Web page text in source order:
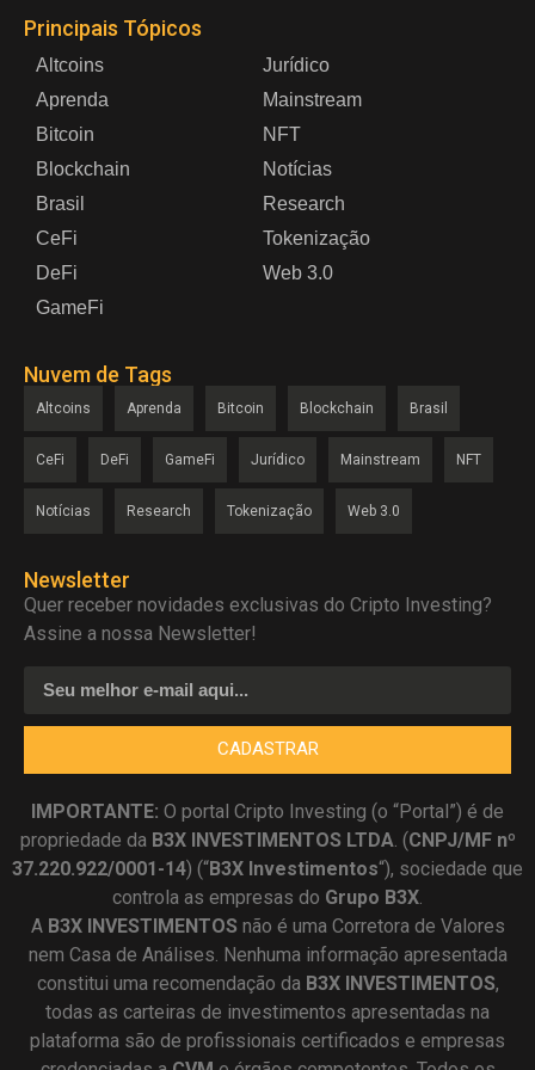
Principais Tópicos
Altcoins
Aprenda
Bitcoin
Blockchain
Brasil
CeFi
DeFi
GameFi
Jurídico
Mainstream
NFT
Notícias
Research
Tokenização
Web 3.0
Nuvem de Tags
Altcoins Aprenda Bitcoin Blockchain Brasil
CeFi DeFi GameFi Jurídico Mainstream NFT
Notícias Research Tokenização Web 3.0
Newsletter
Quer receber novidades exclusivas do Cripto Investing?
Assine a nossa Newsletter!
CADASTRAR
IMPORTANTE: O portal Cripto Investing (o “Portal”) é de
propriedade da B3X INVESTIMENTOS LTDA . (CNPJ/MF nº
37.220.922/0001-14) (“B3X Investimentos“), sociedade que
controla as empresas do Grupo B3X
A B3X INVESTIMENTOS não é uma Corretora de Valores
nem Casa de Análises. Nenhuma informação apresentada
constitui uma recomendação da B3X INVESTIMENTOS,
todas as carteiras de investimentos apresentadas na
plataforma são de profissionais certificados e empresas